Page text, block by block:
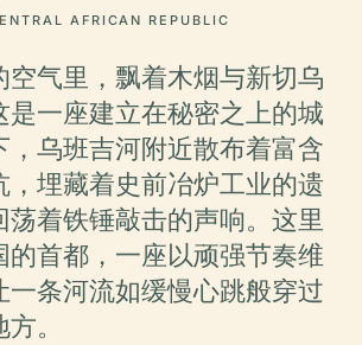
AFRICAN REPUBLIC
空气里，飘着木烟与新切乌
是一座建立在秘密之上的城
，乌班吉河附近散布着富含
，埋藏着史前冶炉工业的遗
荡着铁锤敲击的声响。这里
的首都，一座以顽强节奏维
一条河流如缓慢心跳般穿过
。